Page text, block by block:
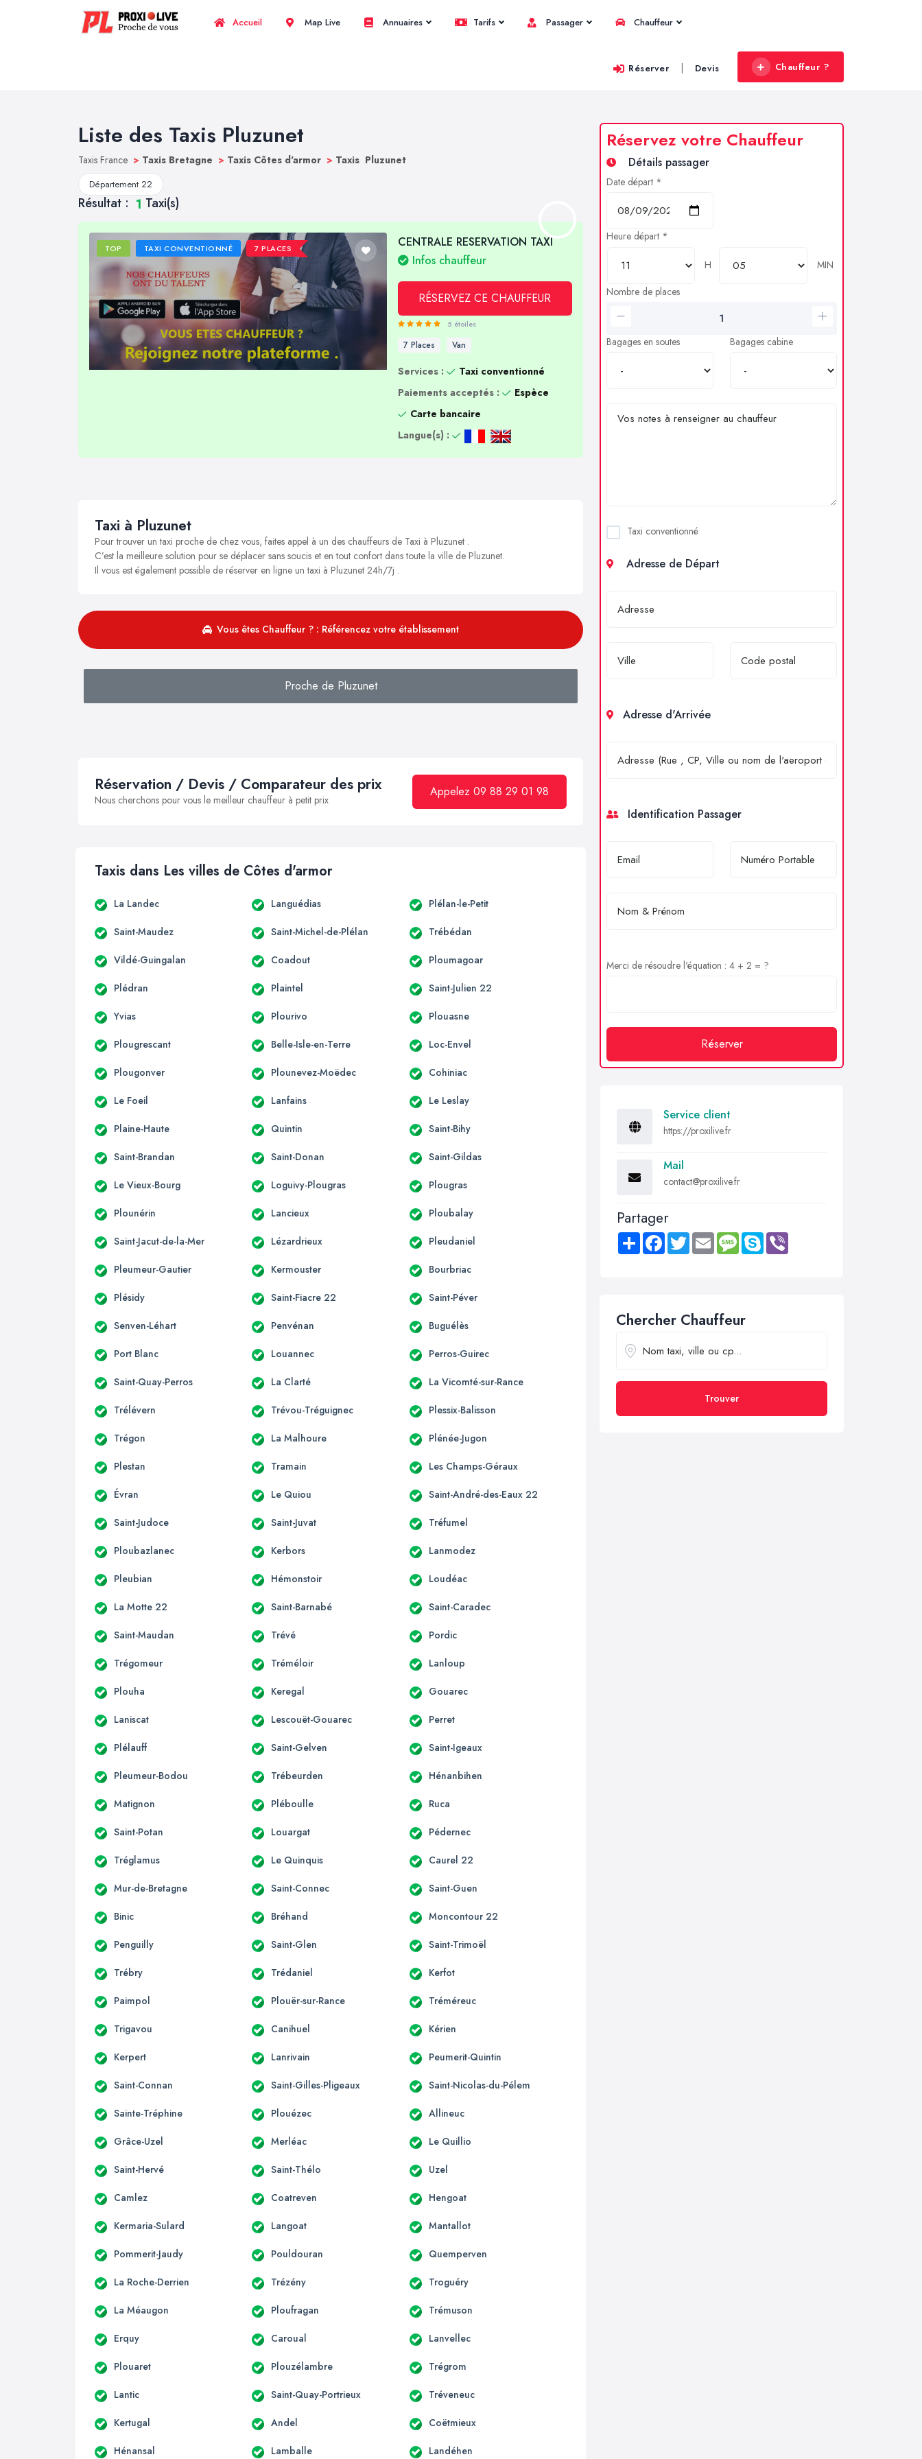
Accueil Map Live Annuaires Tarifs Passager Chauffeur
Réserver | Devis Chauffeur ?
Liste des Taxis Pluzunet
Taxis France > Taxis Bretagne > Taxis Côtes d'armor > Taxis Pluzunet
Département 22
Résultat : 1 Taxi(s)
TOP TAXI CONVENTIONNÉ 7 PLACES
CENTRALE RESERVATION TAXI
Infos chauffeur
RÉSERVEZ CE CHAUFFEUR
5 étoiles
7 Places Van
Services :
Taxi conventionné
Paiements acceptés :
Espèce
Carte bancaire
Langue(s) :
Taxi à Pluzunet
Pour trouver un taxi proche de chez vous, faites appel à un des chauffeurs de Taxi à Pluzunet .
C’est la meilleure solution pour se déplacer sans soucis et en tout confort dans toute la ville de Pluzunet.
Il vous est également possible de réserver en ligne un taxi à Pluzunet 24h/7j .
Vous êtes Chauffeur ? : Référencez votre établissement
Proche de Pluzunet
Réservation / Devis / Comparateur des prix
Nous cherchons pour vous le meilleur chauffeur à petit prix
Appelez 09 88 29 01 98
Taxis dans Les villes de Côtes d'armor
La Landec Languédias Plélan-le-Petit
Saint-Maudez Saint-Michel-de-Plélan Trébédan
Vildé-Guingalan Coadout Ploumagoar
Plédran Plaintel Saint-Julien 22
Yvias Plourivo Plouasne
Plougrescant Belle-Isle-en-Terre Loc-Envel
Plougonver Plounevez-Moëdec Cohiniac
Le Foeil Lanfains Le Leslay
Plaine-Haute Quintin Saint-Bihy
Saint-Brandan Saint-Donan Saint-Gildas
Le Vieux-Bourg Loguivy-Plougras Plougras
Plounérin Lancieux Ploubalay
Saint-Jacut-de-la-Mer Lézardrieux Pleudaniel
Pleumeur-Gautier Kermouster Bourbriac
Plésidy Saint-Fiacre 22 Saint-Péver
Senven-Léhart Penvénan Buguélès
Port Blanc Louannec Perros-Guirec
Saint-Quay-Perros La Clarté La Vicomté-sur-Rance
Trélévern Trévou-Tréguignec Plessix-Balisson
Trégon La Malhoure Plénée-Jugon
Plestan Tramain Les Champs-Géraux
Évran Le Quiou Saint-André-des-Eaux 22
Saint-Judoce Saint-Juvat Tréfumel
Ploubazlanec Kerbors Lanmodez
Pleubian Hémonstoir Loudéac
La Motte 22 Saint-Barnabé Saint-Caradec
Saint-Maudan Trévé Pordic
Trégomeur Tréméloir Lanloup
Plouha Keregal Gouarec
Laniscat Lescouët-Gouarec Perret
Plélauff Saint-Gelven Saint-Igeaux
Pleumeur-Bodou Trébeurden Hénanbihen
Matignon Pléboulle Ruca
Saint-Potan Louargat Pédernec
Tréglamus Le Quinquis Caurel 22
Mur-de-Bretagne Saint-Connec Saint-Guen
Binic Bréhand Moncontour 22
Penguilly Saint-Glen Saint-Trimoël
Trébry Trédaniel Kerfot
Paimpol Plouër-sur-Rance Tréméreuc
Trigavou Canihuel Kérien
Kerpert Lanrivain Peumerit-Quintin
Saint-Connan Saint-Gilles-Pligeaux Saint-Nicolas-du-Pélem
Sainte-Tréphine Plouézec Allineuc
Grâce-Uzel Merléac Le Quillio
Saint-Hervé Saint-Thélo Uzel
Camlez Coatreven Hengoat
Kermaria-Sulard Langoat Mantallot
Pommerit-Jaudy Pouldouran Quemperven
La Roche-Derrien Trézény Troguéry
La Méaugon Ploufragan Trémuson
Erquy Caroual Lanvellec
Plouaret Plouzélambre Trégrom
Lantic Saint-Quay-Portrieux Tréveneuc
Kertugal Andel Coëtmieux
Hénansal Lamballe Landéhen
Réservez votre Chauffeur
Détails passager
Date départ *
Heure départ *
H
MIN
Nombre de places
Bagages en soutes Bagages cabine
Taxi conventionné
Adresse de Départ
Adresse d'Arrivée
Identification Passager
Merci de résoudre l'équation : 4 + 2 = ?
Réserver
Service client
https://proxilive.fr
Mail
contact@proxilive.fr
Partager
Share FacebookTwitter Email MessageSkype
Chercher Chauffeur
Trouver